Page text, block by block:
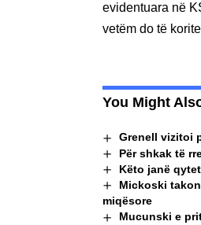
evidentuara në
vetëm do të
You Might
Grenell vizitoi
Për shkak të
Këto janë
Mickoski
miqësore
Mucunski e